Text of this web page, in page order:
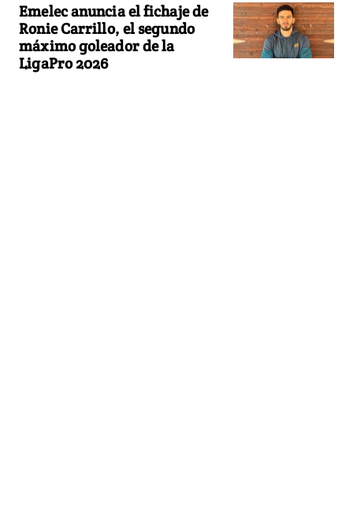
Emelec anuncia el fichaje de
Ronie Carrillo, el segundo
máximo goleador de la
LigaPro 2026